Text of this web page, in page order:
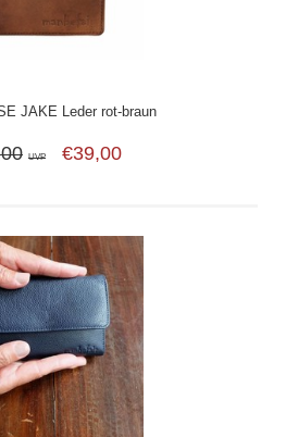
JAKE Leder rot-braun
UVP €39,00